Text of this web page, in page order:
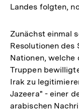
Landes folgten,
Zunächst einmal
Resolutionen des
Nationen, welche
Truppen
Irak zu
Jazeera" - einer
arabischen